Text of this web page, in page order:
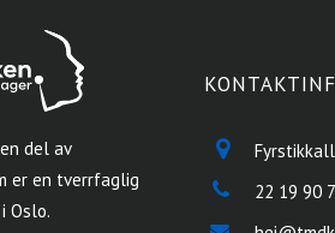
del av
er en tverrfaglig
Oslo.
22 19 90